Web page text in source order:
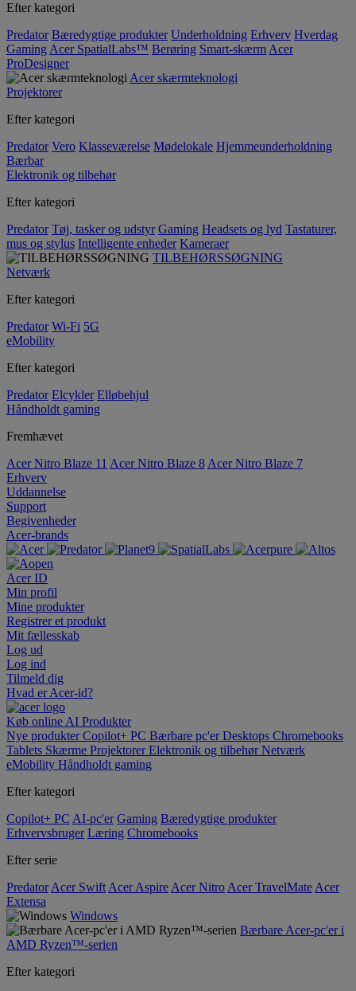
Efter kategori
Predator Bæredygtige produkter Underholdning Erhverv Hverdag
Gaming Acer SpatialLabs™ Berøring Smart-skærm Acer
ProDesigner
Acer skærmteknologi
Projektorer
Efter kategori
Predator Vero Klasseværelse Mødelokale Hjemmeunderholdning
Bærbar
Elektronik og tilbehør
Efter kategori
Predator Tøj, tasker og udstyr Gaming Headsets og lyd Tastaturer,
mus og stylus Intelligente enheder Kameraer
TILBEHØRSSØGNING
Netværk
Efter kategori
Predator Wi-Fi 5G
eMobility
Efter kategori
Predator Elcykler Elløbehjul
Håndholdt gaming
Fremhævet
Acer Nitro Blaze 11 Acer Nitro Blaze 8 Acer Nitro Blaze 7
Erhverv
Uddannelse
Support
Begivenheder
Acer-brands
Acer ID
Min profil
Mine produkter
Registrer et produkt
Mit fællesskab
Log ud
Log ind
Tilmeld dig
Hvad er Acer-id?
Køb online AI Produkter
Nye produkterCopilot+ PC Bærbare pc'erDesktops Chromebooks
Tablets Skærme ProjektorerElektronik og tilbehørNetværk
eMobility Håndholdt gaming
Efter kategori
Copilot+ PC AI-pc'er Gaming Bæredygtige produkter
Erhvervsbruger Læring Chromebooks
Efter serie
Predator Acer Swift Acer Aspire Acer Nitro Acer TravelMate Acer
Extensa
Windows
Bærbare Acer-pc'er i
AMD Ryzen™-serien
Efter kategori